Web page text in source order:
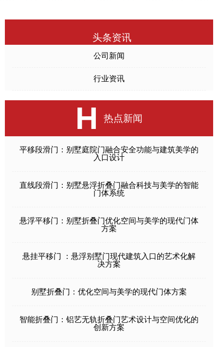
头条资讯
公司新闻
行业资讯
H 热点新闻
平移段滑门：别墅庭院门融合安全功能与建筑美学的
入口设计
直线段滑门：别墅悬浮折叠门融合科技与美学的智能
门体系统
悬浮平移门：别墅折叠门优化空间与美学的现代门体
方案
悬挂平移门 ：悬浮别墅门现代建筑入口的艺术化解
决方案
别墅折叠门：优化空间与美学的现代门体方案
智能折叠门：铝艺无轨折叠门艺术设计与空间优化的
创新方案